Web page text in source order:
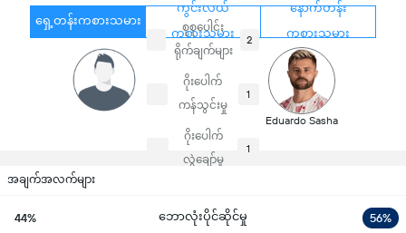
ရှေ့တန်းကစားသမား
ကွင်းလယ်
ကစားသမား
နောက်တန်း
ကစားသမား
စုစုပေါင်း
ရိုက်ချက်များ
2
ဂိုးပေါက်
ကန်သွင်းမှု
1
ဂိုးပေါက်
လွဲချော်မှု
1
Eduardo Sasha
အချက်အလက်များ
44% ဘောလုံးပိုင်ဆိုင်မှု 56%